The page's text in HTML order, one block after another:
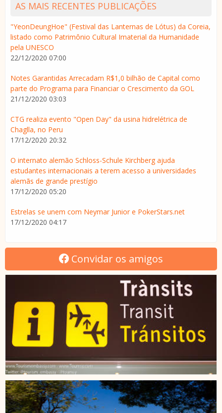
AS MAIS RECENTES PUBLICAÇÕES
"YeonDeungHoe" (Festival das Lanternas de Lótus) da Coreia,
listado como Patrimônio Cultural Imaterial da Humanidade
pela UNESCO
22/12/2020 07:00
Notes Garantidas Arrecadam R$1,0 bilhão de Capital como
parte do Programa para Financiar o Crescimento da GOL
21/12/2020 03:03
CTG realiza evento "Open Day" da usina hidrelétrica de
Chaglla, no Peru
17/12/2020 20:32
O internato alemão Schloss-Schule Kirchberg ajuda
estudantes internacionais a terem acesso a universidades
alemãs de grande prestígio
17/12/2020 05:20
Estrelas se unem com Neymar Junior e PokerStars.net
17/12/2020 04:17
Convidar os amigos